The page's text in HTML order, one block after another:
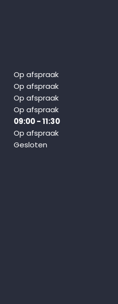
Op afspraak
Op afspraak
Op afspraak
Op afspraak
09:00 - 11:30
Op afspraak
Gesloten